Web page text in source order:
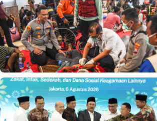
Nasional
Basarnas akhiri operasi SAR KM Mutiara
Sentosa 2